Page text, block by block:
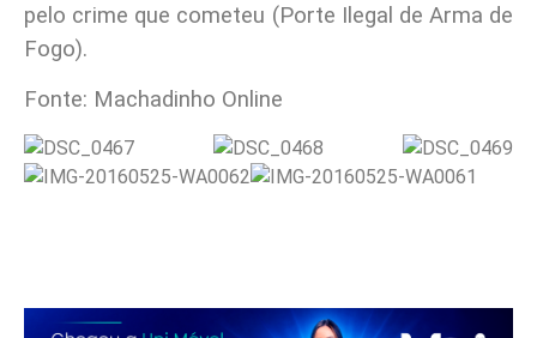
pelo crime que cometeu (Porte Ilegal de Arma de
Fogo).
Fonte: Machadinho Online